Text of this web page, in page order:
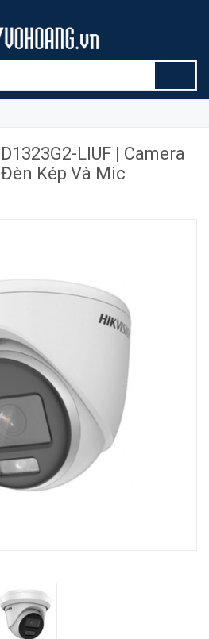
LIUF | Camera
Kép Và Mic